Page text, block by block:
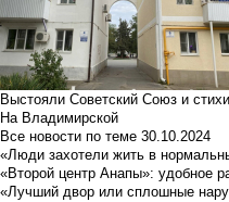
Выстояли Советский Союз и
На Владимирской
Все новости по теме 30.10.2024
«Люди захотели жить в
«Второй центр Анапы»: удобное
«Лучший двор или сплошные